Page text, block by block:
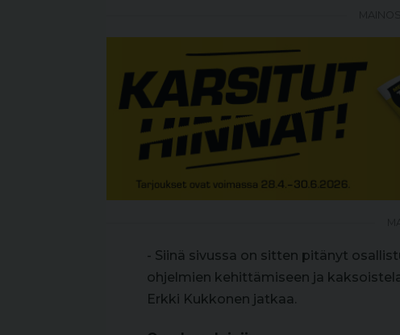
- Siinä sivussa on sitten pitänyt
ohjelmien kehittämiseen ja
Erkki Kukkonen jatkaa.